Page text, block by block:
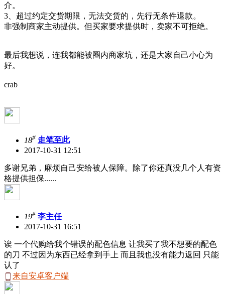
介。
3 、超过约定交货期限，无法交货的，先行无条件退款。
非强制商家主动提供。但买家要求提供时，卖家不可拒绝。
最后我想说，连我都能被圈内商家坑，还是大家自己小心为
好。
crab
18# 走笔至此
2017-10-31 12:51
多谢兄弟，麻烦自己安给被人保障。除了你还真没几个人有资
格提供担保......
19# 李主任
2017-10-31 16:51
诶 一个代购给我个错误的配色信息 让我买了我不想要的配色
的刀 不过因为东西已经拿到手上 而且我也没有能力返回 只能
认了
来自安卓客户端